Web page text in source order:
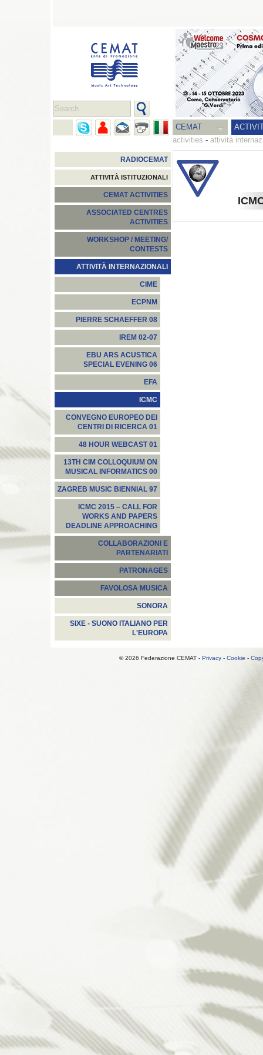
CEMAT
activities - attività
RADIOCEMAT
ATTIVITÀ ISTITUZIONALI
CEMAT ACTIVITIES
ASSOCIATED CENTRES
ACTIVITIES
WORKSHOP / MEETING/
CONTESTS
ATTIVITÀ INTERNAZIONALI
CIME
ECPNM
PIERRE SCHAEFFER 08
IREM 02-07
EBU ARS ACUSTICA
SPECIAL EVENING 06
EFA
ICMC
CONVEGNO EUROPEO DEI
CENTRI DI RICERCA 01
48 HOUR WEBCAST 01
13TH CIM COLLOQUIUM ON
MUSICAL INFORMATICS 00
ZAGREB MUSIC BIENNIAL 97
ICMC 2015 – CALL FOR
WORKS AND PAPERS
DEADLINE APPROACHING
COLLABORAZIONI E
PARTENARIATI
PATRONAGES
FAVOLOSA MUSICA
SONORA
SIXE - SUONO ITALIANO PER
L'EUROPA
© 2026 Federazione CEMAT - Privacy - Cookie -